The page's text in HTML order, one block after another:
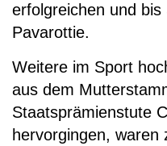
erfolgreichen und
Pavarottie.
Weitere im Sport
aus dem
Staatsprämienstute
hervorgingen, waren